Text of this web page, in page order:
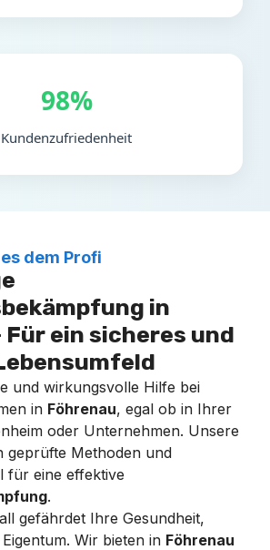
98%
Kundenzufriedenheit
dem Profi
in
Für ein sicheres und
und wirkungsvolle Hilfe bei
in Föhrenau, egal ob in Ihrer
oder Unternehmen. Unsere
geprüfte Methoden und
für eine effektive
.
gefährdet Ihre Gesundheit,
Wir bieten in Föhrenau